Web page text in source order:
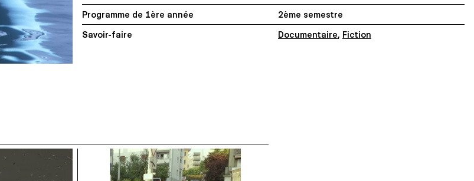
Programme de 1ère année 2ème semestre
Savoir-faire Documentaire, Fiction